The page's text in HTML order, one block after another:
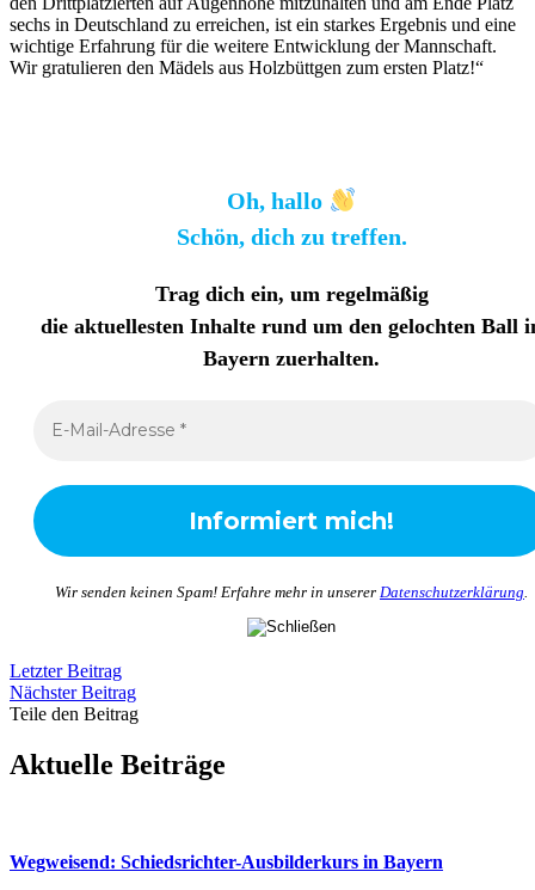
sechs in Deutschland zu erreichen, ist ein starkes Ergebnis und eine
wichtige Erfahrung für die weitere Entwicklung der Mannschaft.
Wir gratulieren den Mädels aus Holzbüttgen zum ersten Platz!“
Oh, hallo
Schön, dich zu treffen.
Trag dich ein, um regelmäßig
die aktuellesten Inhalte rund um den gelochten Ball
Bayern zuerhalten.
Wir senden keinen Spam! Erfahre mehr in unserer Datenschutzerklärung.
Letzter Beitrag
Nächster Beitrag
Teile den Beitrag
Aktuelle Beiträge
Wegweisend: Schiedsrichter-Ausbilderkurs in Bayern